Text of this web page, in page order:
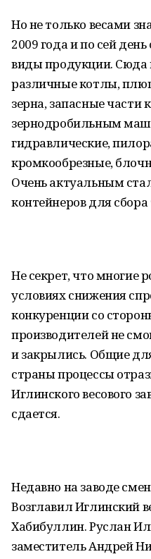
Но не только весами
2009 года и по сей
виды продукции.
различные котлы,
зерна, запасные
зернодробильным
гидравлические,
кромкообрезные,
Очень актуальным
контейнеров для
Не секрет, что многие
условиях снижения
конкуренции со
производителей не
и закрылись. Общие
страны процессы
Иглинского весового
сдается.
Недавно на заводе
Возглавил Иглинский
Хабибуллин. Руслан
заместитель Андрей